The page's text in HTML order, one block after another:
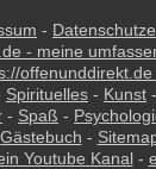
-
- meine
Spirituelles - Kunst -
- Spaß -
Gästebuch -
Youtube Kanal-